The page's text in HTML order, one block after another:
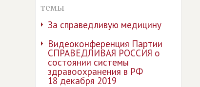
темы
За справедливую медицину
Видеоконференция Партии
СПРАВЕДЛИВАЯ РОССИЯ о
состоянии системы
здравоохранения в РФ
18 декабря 2019